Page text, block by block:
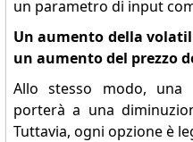
un parametro di input
Un aumento della
un aumento del prezzo
Allo stesso modo, una
porterà a una
Tuttavia, ogni opzione è